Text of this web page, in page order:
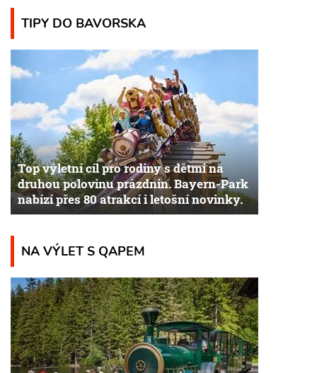
TIPY DO BAVORSKA
Top výletní cíl pro rodiny s dětmi na
druhou polovinu prázdnin. Bayern-Park
nabízí přes 80 atrakcí i letošní novinky.
NA VÝLET S QAPEM